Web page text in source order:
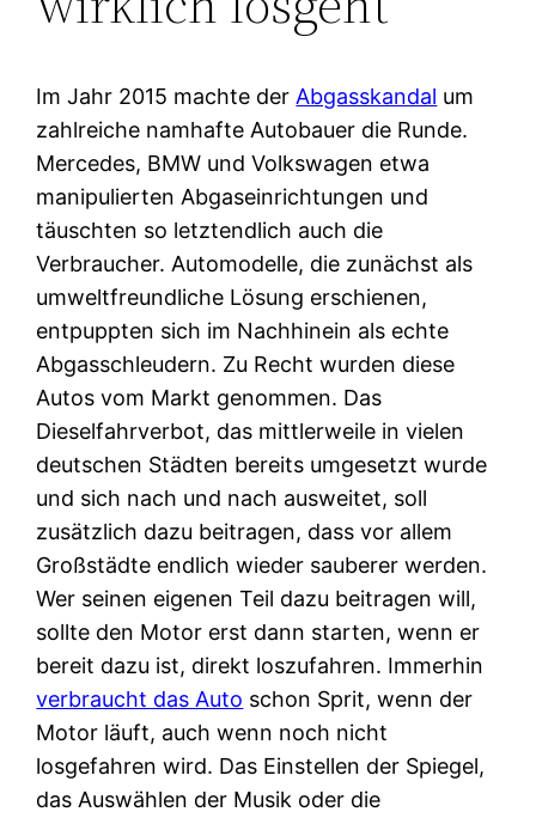
Im Jahr 2015 machte der Abgasskandal um
zahlreiche namhafte Autobauer die Runde.
Mercedes, BMW und Volkswagen etwa
manipulierten Abgaseinrichtungen und
täuschten so letztendlich auch die
Verbraucher. Automodelle, die zunächst als
umweltfreundliche Lösung erschienen,
entpuppten sich im Nachhinein als echte
Abgasschleudern. Zu Recht wurden diese
Autos vom Markt genommen. Das
Dieselfahrverbot, das mittlerweile in vielen
deutschen Städten bereits umgesetzt wurde
und sich nach und nach ausweitet, soll
zusätzlich dazu beitragen, dass vor allem
Großstädte endlich wieder sauberer werden.
Wer seinen eigenen Teil dazu beitragen will,
sollte den Motor erst dann starten, wenn er
bereit dazu ist, direkt loszufahren. Immerhin
verbraucht das Auto schon Sprit, wenn der
Motor läuft, auch wenn noch nicht
losgefahren wird. Das Einstellen der Spiegel,
das Auswählen der Musik oder die